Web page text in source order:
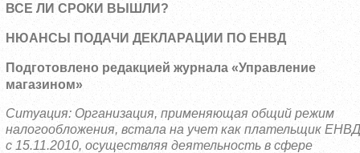
ВСЕ ЛИ СРОКИ ВЫШЛИ?
НЮАНСЫ ПОДАЧИ ДЕКЛАРАЦИИ ПО ЕНВД
Подготовлено редакцией журнала «Управление
магазином»
Ситуация: Организация, применяющая общий режим
налогообложения, встала на учет как плательщик ЕНВД
с 15.11.2010, осуществляя деятельность в сфере